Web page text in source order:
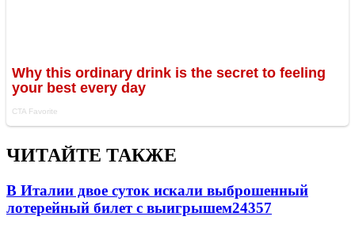
ЧИТАЙТЕ ТАКЖЕ
В Италии двое суток искали выброшенный
лотерейный билет с выигрышем24357